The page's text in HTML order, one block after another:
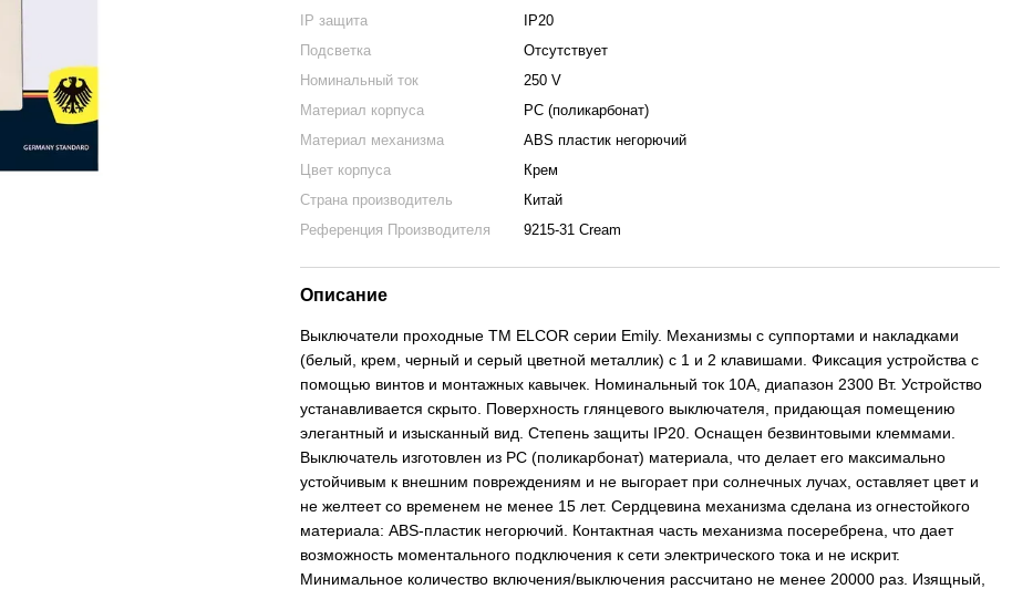
IP защита
IP20
Подсветка
Отсутствует
Номинальный ток
250 V
Материал корпуса
РС (поликарбонат)
Материал механизма
ABS пластик негорючий
Цвет корпуса
Крем
Страна производитель
Китай
Референция Производителя
9215-31 Cream
Описание
Выключатели проходные ТМ ELCOR серии Emily. Механизмы с суппортами и накладками
(белый, крем, черный и серый цветной металлик) с 1 и 2 клавишами. Фиксация устройства с
помощью винтов и монтажных кавычек. Номинальный ток 10A, диапазон 2300 Вт. Устройство
устанавливается скрыто. Поверхность глянцевого выключателя, придающая помещению
элегантный и изысканный вид. Степень защиты IP20. Оснащен безвинтовыми клеммами.
Выключатель изготовлен из РС (поликарбонат) материала, что делает его максимально
устойчивым к внешним повреждениям и не выгорает при солнечных лучах, оставляет цвет и
не желтеет со временем не менее 15 лет. Сердцевина механизма сделана из огнестойкого
материала: ABS-пластик негорючий. Контактная часть механизма посеребрена, что дает
возможность моментального подключения к сети электрического тока и не искрит.
Минимальное количество включения/выключения рассчитано не менее 20000 раз. Изящный,